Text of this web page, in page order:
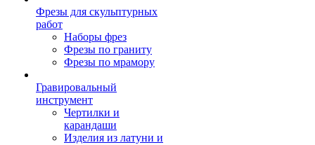
Фрезы для скульптурных
работ
Наборы фрез
Фрезы по граниту
Фрезы по мрамору
Гравировальный
инструмент
Чертилки и
карандаши
Изделия из латуни и